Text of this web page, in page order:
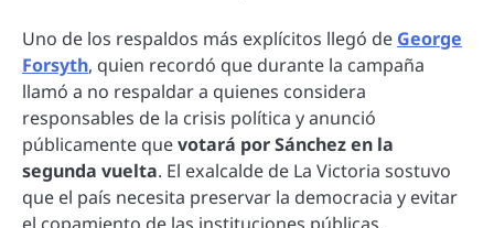
Uno de los respaldos más explícitos llegó de George
Forsyth, quien recordó que durante la campaña
llamó a no respaldar a quienes considera
responsables de la crisis política y anunció
públicamente quevotará por Sánchez en la
segunda vuelta. El exalcalde de La Victoria sostuvo
que el país necesita preservar la democracia y evitar